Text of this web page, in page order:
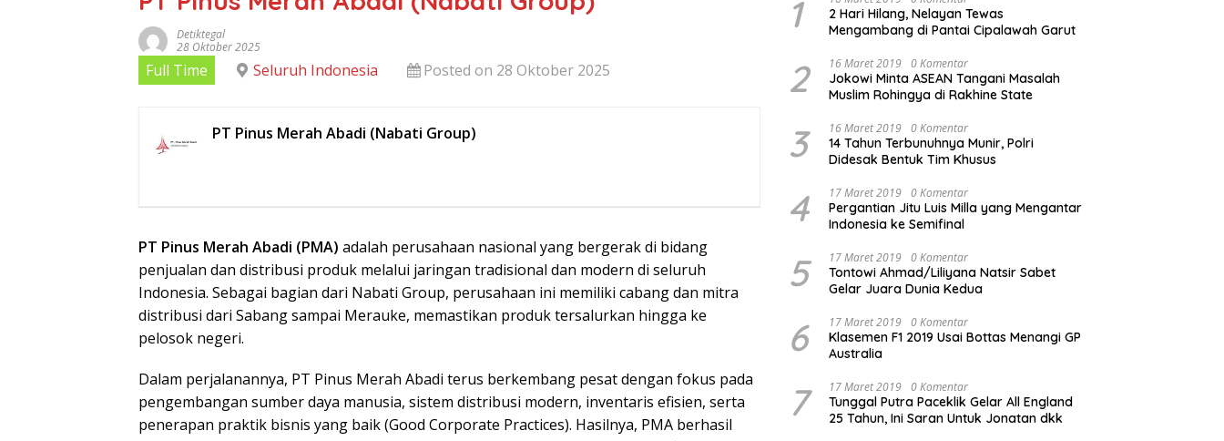
Detiktegal
28 Oktober 2025
Full Time Seluruh Indonesia Posted on 28 Oktober 2025
PT Pinus Merah Abadi (Nabati Group)
PT Pinus Merah Abadi (PMA) adalah perusahaan nasional yang bergerak di bidang
penjualan dan distribusi produk melalui jaringan tradisional dan modern di seluruh
Indonesia. Sebagai bagian dari Nabati Group, perusahaan ini memiliki cabang dan mitra
distribusi dari Sabang sampai Merauke, memastikan produk tersalurkan hingga ke
pelosok negeri.
Dalam perjalanannya, PT Pinus Merah Abadi terus berkembang pesat dengan fokus pada
pengembangan sumber daya manusia, sistem distribusi modern, inventaris efisien, serta
penerapan praktik bisnis yang baik (Good Corporate Practices). Hasilnya, PMA berhasil
1
2 Hari Hilang, Nelayan Tewas
Mengambang di Pantai Cipalawah Garut
2 16 Maret 2019 0 Komentar
Jokowi Minta ASEAN Tangani Masalah
Muslim Rohingya di Rakhine State
3 16 Maret 2019 0 Komentar
14 Tahun Terbunuhnya Munir, Polri
Didesak Bentuk Tim Khusus
4 17 Maret 2019 0 Komentar
Pergantian Jitu Luis Milla yang Mengantar
Indonesia ke Semifinal
5 17 Maret 2019 0 Komentar
Tontowi Ahmad/Liliyana Natsir Sabet
Gelar Juara Dunia Kedua
6 17 Maret 2019 0 Komentar
Klasemen F1 2019 Usai Bottas Menangi GP
Australia
7 17 Maret 2019 0 Komentar
Tunggal Putra Paceklik Gelar All England
25 Tahun, Ini Saran Untuk Jonatan dkk